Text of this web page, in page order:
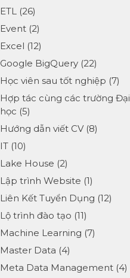
ETL (26)
Event (2)
Excel (12)
Google BigQuery (22)
Học viên sau tốt nghiệp (7)
Hợp tác cùng các trường Đại
học (5)
Hướng dẫn viết CV(8)
IT (10)
Lake House (2)
Lập trình Website (1)
Liên Kết Tuyển Dụng (12)
Lộ trình đào tạo (11)
Machine Learning (7)
Master Data (4)
Meta Data Management (4)